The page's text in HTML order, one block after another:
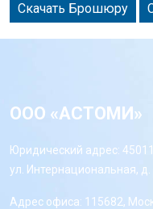
Скачать Брошюру
ООО «АСТОМИ»
Юридический адрес:
ул. Интернациональная, д.
Адрес офиса: 115682,